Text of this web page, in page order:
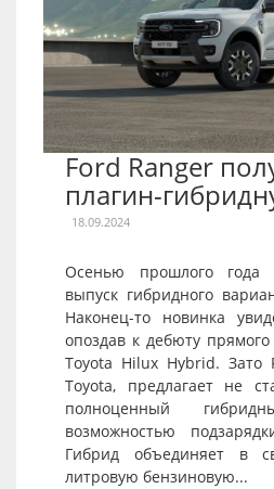
Ford Ranger
плагин-
18.09.2024
Осенью прошлого года
выпуск гибридного
Наконец-то новинка
опоздав к дебюту
Toyota Hilux Hybrid. Зато
Toyota, предлагает не
полноценный
возможностью
Гибрид объединяет в
литровую бензиновую...